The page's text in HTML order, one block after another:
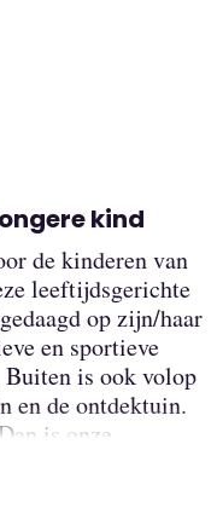
kind
de kinderen van
leeftijdsgerichte
op zijn/haar
en sportieve
is ook volop
en de ontdektuin.
is onze
te beleven